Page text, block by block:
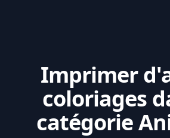
Imprimer
coloriages
catégorie